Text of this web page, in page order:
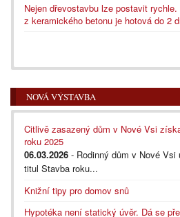
Nejen dřevostavbu lze postavit
z keramického betonu je hotová do 2
NOVÁ VÝSTAVBA
Citlivě zasazený dům v Nové Vsi
roku 2025
06.03.2026 - Rodinný dům v Nové
titul Stavba roku...
Knižní tipy pro domov snů
Hypotéka není statický úvěr. Dá se